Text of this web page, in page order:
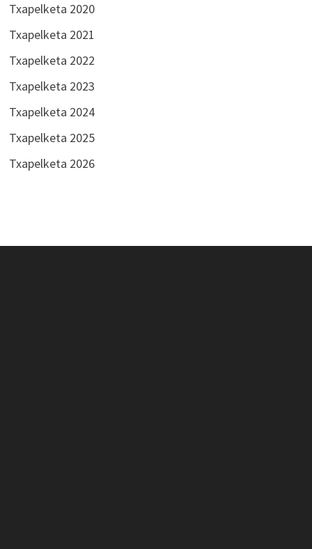
Txapelketa 2020
Txapelketa 2021
Txapelketa 2022
Txapelketa 2023
Txapelketa 2024
Txapelketa 2025
Txapelketa 2026